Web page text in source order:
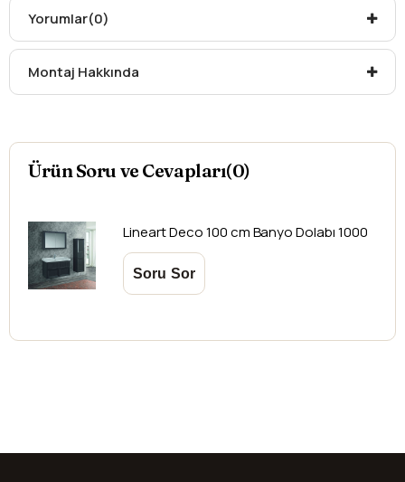
Çekmece /
Kapak
mesafelere göre değişiklik gösterebilir.
Kargo teslimatlarında mesafelerden dolayı
yazdırmanız gerekmektedir.
Yorumlar(0)
Montaj Hakkında
Ürün Soru ve Cevapları(0)
LineartDeco 100 cm Banyo Dolabı 1000